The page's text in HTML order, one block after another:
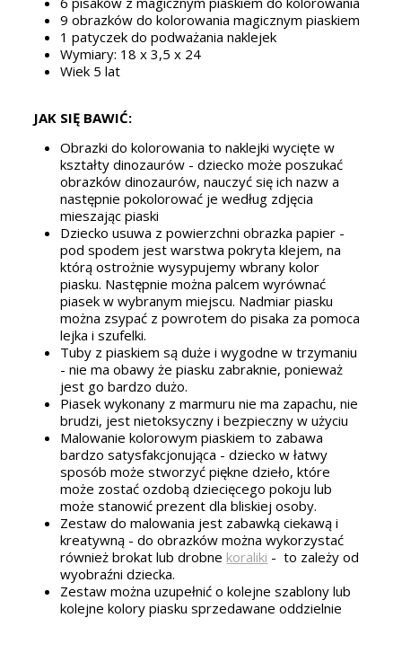
9 obrazków do kolorowania magicznym piaskiem
1 patyczek do podważania naklejek
Wymiary: 18 x 3,5 x 24
Wiek 5 lat
JAK SIĘ BAWIĆ:
Obrazki do kolorowania to naklejki wycięte w
kształty dinozaurów - dziecko może poszukać
obrazków dinozaurów, nauczyć się ich nazw a
następnie pokolorować je według zdjęcia
mieszając piaski
Dziecko usuwa z powierzchni obrazka papier -
pod spodem jest warstwa pokryta klejem, na
którą ostrożnie wysypujemy wbrany kolor
piasku. Następnie można palcem wyrównać
piasek w wybranym miejscu. Nadmiar piasku
można zsypać z powrotem do pisaka za pomoca
lejka i szufelki.
Tuby z piaskiem są duże i wygodne w trzymaniu
- nie ma obawy że piasku zabraknie, ponieważ
jest go bardzo dużo.
Piasek wykonany z marmuru nie ma zapachu, nie
brudzi, jest nietoksyczny i bezpieczny w użyciu
Malowanie kolorowym piaskiem to zabawa
bardzo satysfakcjonująca - dziecko w łatwy
sposób może stworzyć piękne dzieło, które
może zostać ozdobą dziecięcego pokoju lub
może stanowić prezent dla bliskiej osoby.
Zestaw do malowania jest zabawką ciekawą i
kreatywną - do obrazków można wykorzystać
również brokat lub drobne koraliki - to zależy od
wyobraźni dziecka.
Zestaw można uzupełnić o kolejne szablony lub
kolejne kolory piasku sprzedawane oddzielnie